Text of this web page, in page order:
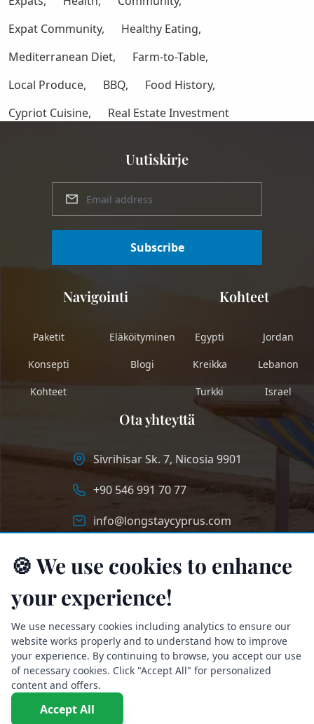
Expat Community,
Healthy Eating,
Mediterranean Diet,
Farm-to-Table,
Local Produce,
BBQ,
Food History,
Cypriot Cuisine,
Real Estate Investment
Uutiskirje
Subscribe
Navigointi
Paketit
Konsepti
Kohteet
Eläköityminen
Blogi
Kohteet
Egypti
Kreikka
Turkki
Jordan
Lebanon
Israel
Ota yhteyttä
Sivrihisar Sk. 7, Nicosia 9901
+90 546 991 70 77
info@longstaycyprus.com
🍪 We use cookies to enhance
your experience!
We use necessary cookies including analytics to ensure our
website works properly and to understand how to improve
your experience. By continuing to browse, you accept our use
of necessary cookies. Click "Accept All" for personalized
content and offers.
Accept All